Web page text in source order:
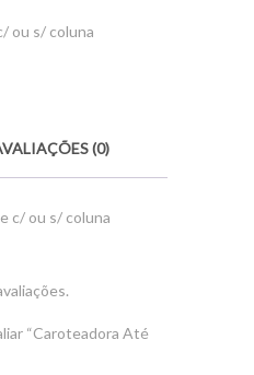
ou s/ coluna
(0)
c/ ou s/ coluna
“Caroteadora Até